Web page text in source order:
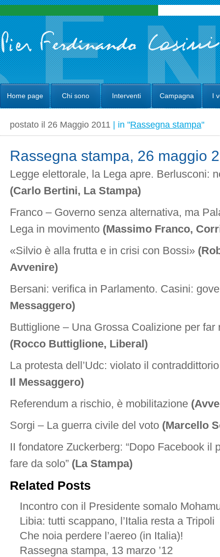
Home page Chi sono Interventi Campagna I
postato il 26 Maggio 2011 | in "Rassegna stampa"
Rassegna stampa, 26 maggio
Legge elettorale, la Lega apre. Berlusconi:
(Carlo Bertini, La Stampa)
Franco – Governo senza alternativa, ma
Lega in movimento (Massimo Franco,
«Silvio è alla frutta e in crisi con Bossi»
Avvenire)
Bersani: verifica in Parlamento. Casini:
Messaggero)
Buttiglione – Una Grossa Coalizione per far
(Rocco Buttiglione, Liberal)
La protesta dell’Udc: violato il
Il Messaggero)
Referendum a rischio, è mobilitazione
Sorgi – La guerra civile del voto (Marcello
II fondatore Zuckerberg: “Dopo Facebook il
fare da solo” (La Stampa)
Related Posts
Incontro con il Presidente somalo
Libia: tutti scappano, l’Italia resta a Tripoli
Che noia perdere l’aereo (in Italia)!
Rassegna stampa, 13 marzo ’12